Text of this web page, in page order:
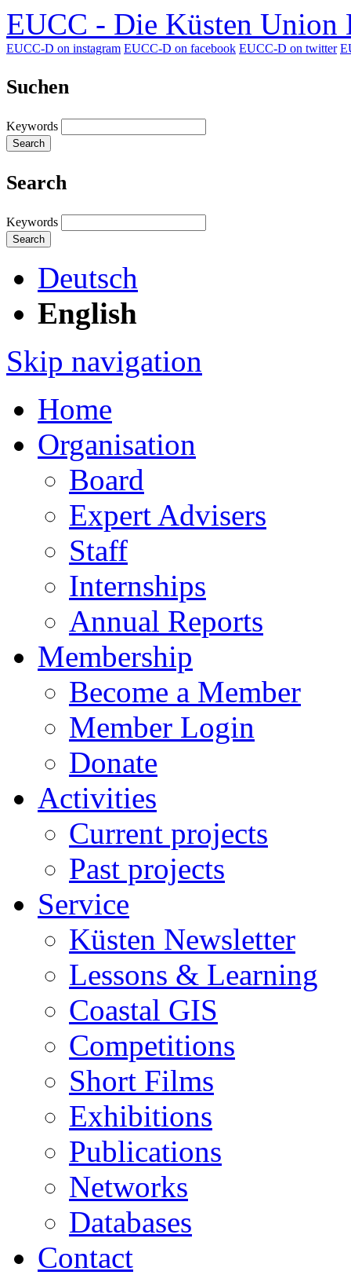
EUCC - Die Küsten Union
EUCC-D on instagram EUCC-D on facebook EUCC-D on twitter
Suchen
Keywords
Search
Search
Keywords
Search
Deutsch
English
Skip navigation
Home
Organisation
Board
Expert Advisers
Staff
Internships
Annual Reports
Membership
Become a Member
Member Login
Donate
Activities
Current projects
Past projects
Service
Küsten Newsletter
Lessons & Learning
Coastal GIS
Competitions
Short Films
Exhibitions
Publications
Networks
Databases
Contact